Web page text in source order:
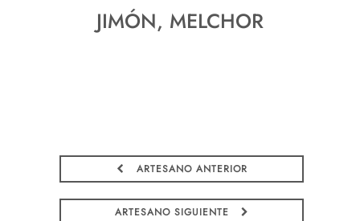
JIMÓN, MELCHOR
ARTESANO ANTERIOR
ARTESANO SIGUIENTE